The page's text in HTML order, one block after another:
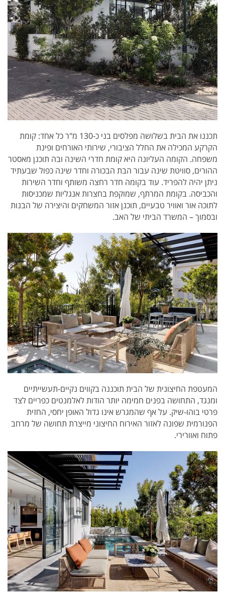
תכננו את הבית בשלושה מפלסים בני כ-130 מ"ר כל אחד: קומת
הקרקע המכילה את החלל הציבורי, שירותי האורחים ופינת
משפחה. הקומה העליונה היא קומת חדרי השינה ובה תוכנן מאסטר
ההורים, סוויטת שינה עבור הבת הבכורה וחדר שינה כפול שבעתיד
ניתן יהיה להפריד. עוד בקומה חדר רחצה משותף וחדר השירות
והכביסה. בקומת המרתף, שמוקפת בחצרות אנגליות שמכניסות
לתוכה אור ואוויר טבעיים, תוכנן אזור המשחקים והיצירה של הבנות
ובסמוך – המשרד הביתי של האב.
המעטפת החיצונית של הבית תוכננה בקווים נקיים-תעשייתיים
ומנגד, התחושה בפנים חמימה יותר הודות לאלמנטים כפריים לצד
פרטי בוהו-שיק. על אף שהמגרש אינו גדול האופן יחסי, החזית
הפנורמית שפונה לאזור האירוח החיצוני מייצרת תחושה של מרחב
פתוח ואוורירי.